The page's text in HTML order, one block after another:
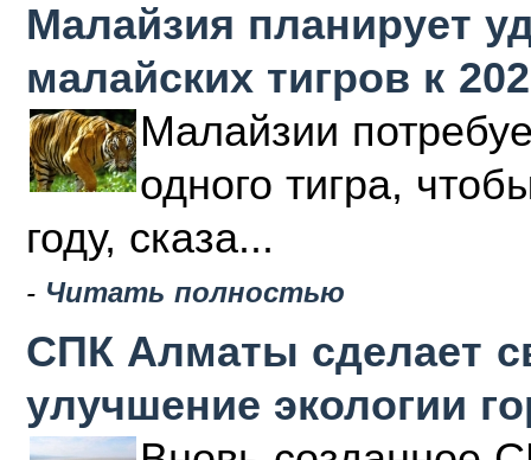
Малайзия планирует
малайских тигров к
Малайзии
одного тигра,
году, сказа...
- Читать полностью
СПК Алматы сделает
улучшение экологии